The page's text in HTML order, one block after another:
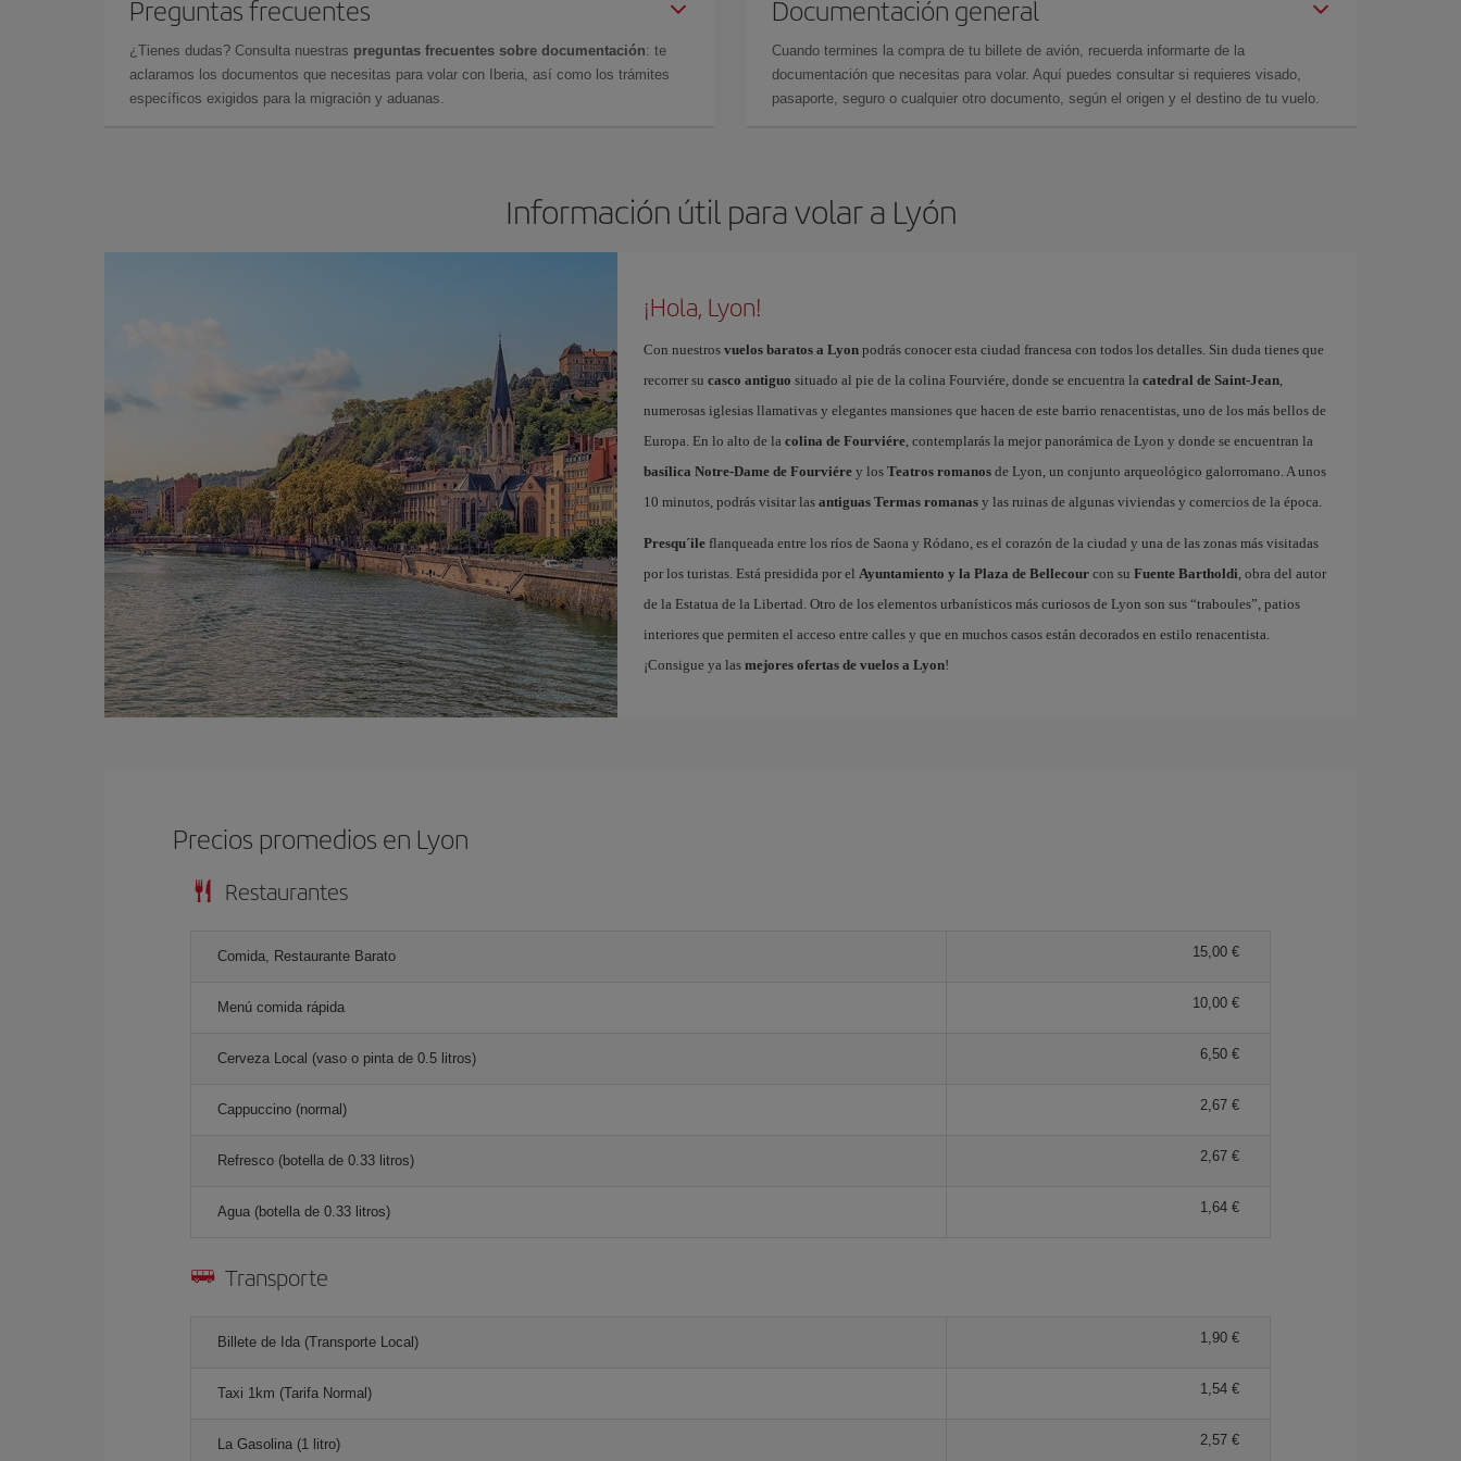
Preguntas frecuentes
¿Tienes dudas? Consulta nuestras preguntas frecuentes sobre documentación: te
aclaramos los documentos que necesitas para volar con Iberia, así como los trámites
específicos exigidos para la migración y aduanas.
Documentación general
Cuando termines la compra de tu billete de avión, recuerda informarte de la
documentación que necesitas para volar. Aquí puedes consultar si requieres visado,
pasaporte, seguro o cualquier otro documento, según el origen y el destino de tu vuelo.
Información útil para volar a Lyón
¡Hola, Lyon!
Con nuestros vuelos baratos a Lyonpodrás conocer esta ciudad francesa con todos los detalles. Sin duda tienes que
recorrer su casco antiguo situado al pie de la colina Fourviére, donde se encuentra la catedral de Saint-Jean,
numerosas iglesias llamativas y elegantes mansiones que hacen de este barrio renacentistas, uno de los más bellos de
Europa. En lo alto de la colina de Fourviére, contemplarás la mejor panorámica de Lyon y donde se encuentran la
basílica Notre-Dame de Fourviérey los Teatros romanosde Lyon, un conjunto arqueológico galorromano. A unos
10 minutos, podrás visitar las antiguas Termas romanasy las ruinas de algunas viviendas y comercios de la época.
Presqu´ileflanqueada entre los ríos de Saona y Ródano, es el corazón de la ciudad y una de las zonas más visitadas
por los turistas. Está presidida por el Ayuntamiento y la Plaza de Bellecourcon su Fuente Bartholdi , obra del autor
de la Estatua de la Libertad. Otro de los elementos urbanísticos más curiosos de Lyon son sus “traboules”, patios
interiores que permiten el acceso entre calles y que en muchos casos están decorados en estilo renacentista.
¡Consigue ya las mejores ofertas de vuelos a Lyon!
Precios promedios en Lyon
Restaurantes
Comida, Restaurante Barato 15,00 €
Menú comida rápida 10,00 €
Cerveza Local (vaso o pinta de 0.5 litros) 6,50 €
Cappuccino (normal) 2,67 €
Refresco (botella de 0.33 litros) 2,67 €
Agua (botella de 0.33 litros) 1,64 €
Transporte
Billete de Ida (Transporte Local) 1,90 €
Taxi 1km (Tarifa Normal) 1,54 €
La Gasolina (1 litro) 2,57 €